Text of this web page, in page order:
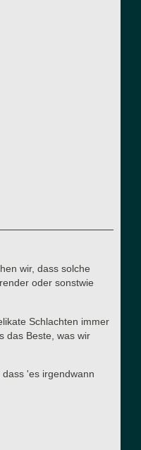
wir, dass solche
oder sonstwie
Schlachten immer
das Beste, was wir
'es irgendwann